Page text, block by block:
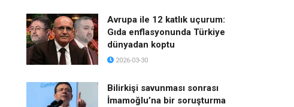
Avrupa ile 12 katlık uçurum:
Gıda enflasyonunda Türkiye
dünyadan koptu
2026-03-30
Bilirkişi savunması sonrası
İmamoğlu’na bir soruşturma